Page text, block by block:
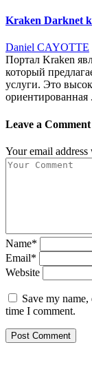
Kraken Darknet
Daniel CAYOTTE
Портал Kraken
который
услуги. Это
ориентированная
Leave a Comment
Your email
Name*
Email*
Website
Save my
time I comment.